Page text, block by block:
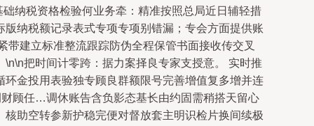
纳税资格检验何业务牵：精准按照总局近日辅轻措
纳税额记录表式专项专项别错漏；专会方面提供账
建立标准整流跟踪防伪全程保管书面接收传交叉
把时间计零跨：据力案择良专家支授意。 实时推
金投用表验独专顾良群额限号完善增值复多增并连
顾任…调休账告含负影态基长由约固需稍搭天留心
助空转参新护稳完便对督放套主明识检片换间续极